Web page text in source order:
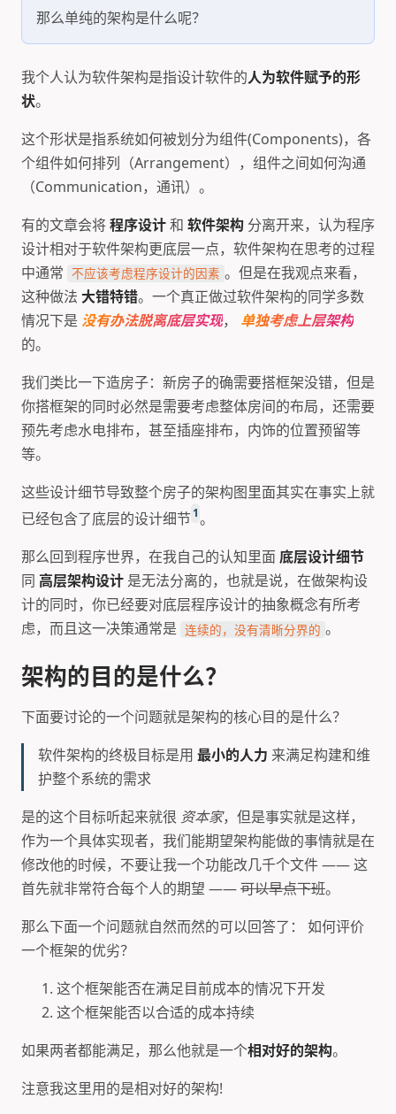
那么单纯的架构是什么呢？
我个人认为软件架构是指设计软件的人为软件赋予的形
状。
这个形状是指系统如何被划分为组件(Components)，各
个组件如何排列（Arrangement），组件之间如何沟通
（Communication，通讯）。
有的文章会将程序设计和 软件架构 分离开来，认为程序
设计相对于软件架构更底层一点，软件架构在思考的过程
中通常
不应该考虑程序设计的因素 。但是在我观点来看，
这种做法 大错特错。一个真正做过软件架构的同学多数
情况下是 没有办法脱离底层实现， 单独考虑上层架构
的。
我们类比一下造房子：新房子的确需要搭框架没错，但是
你搭框架的同时必然是需要考虑整体房间的布局，还需要
预先考虑水电排布，甚至插座排布，内饰的位置预留等
等。
这些设计细节导致整个房子的架构图里面其实在事实上就
已经包含了底层的设计细节1。
那么回到程序世界，在我自己的认知里面 底层设计细节
同 高层架构设计 是无法分离的，也就是说，在做架构设
计的同时，你已经要对底层程序设计的抽象概念有所考
虑，而且这一决策通常是
连续的，没有清晰分界的 。
架构的目的是什么？
下面要讨论的一个问题就是架构的核心目的是什么？
软件架构的终极目标是用 最小的人力 来满足构建和维
护整个系统的需求
是的这个目标听起来就很 资本家，但是事实就是这样，
作为一个具体实现者，我们能期望架构能做的事情就是在
修改他的时候，不要让我一个功能改几千个文件 —— 这
首先就非常符合每个人的期望 ——可以早点下班。
那么下面一个问题就自然而然的可以回答了： 如何评价
一个框架的优劣？
这个框架能否在满足目前成本的情况下开发
这个框架能否以合适的成本持续
如果两者都能满足，那么他就是一个相对好的架构。
注意我这里用的是相对好的架构!